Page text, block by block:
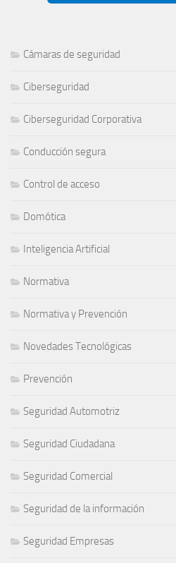
Cámaras de seguridad
Ciberseguridad
Ciberseguridad Corporativa
Conducción segura
Control de acceso
Domótica
Inteligencia Artificial
Normativa
Normativa y Prevención
Novedades Tecnológicas
Prevención
Seguridad Automotriz
Seguridad Ciudadana
Seguridad Comercial
Seguridad de la información
Seguridad Empresas